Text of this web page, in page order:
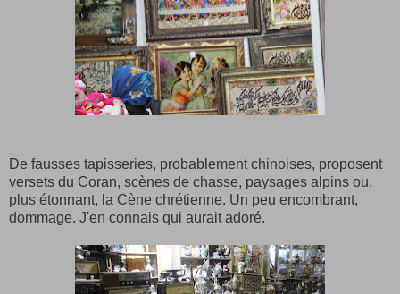
De fausses tapisseries, probablement chinoises, proposent
versets du Coran, scènes de chasse, paysages alpins ou,
plus étonnant, la Cène chrétienne. Un peu encombrant,
dommage. J'en connais qui aurait adoré.